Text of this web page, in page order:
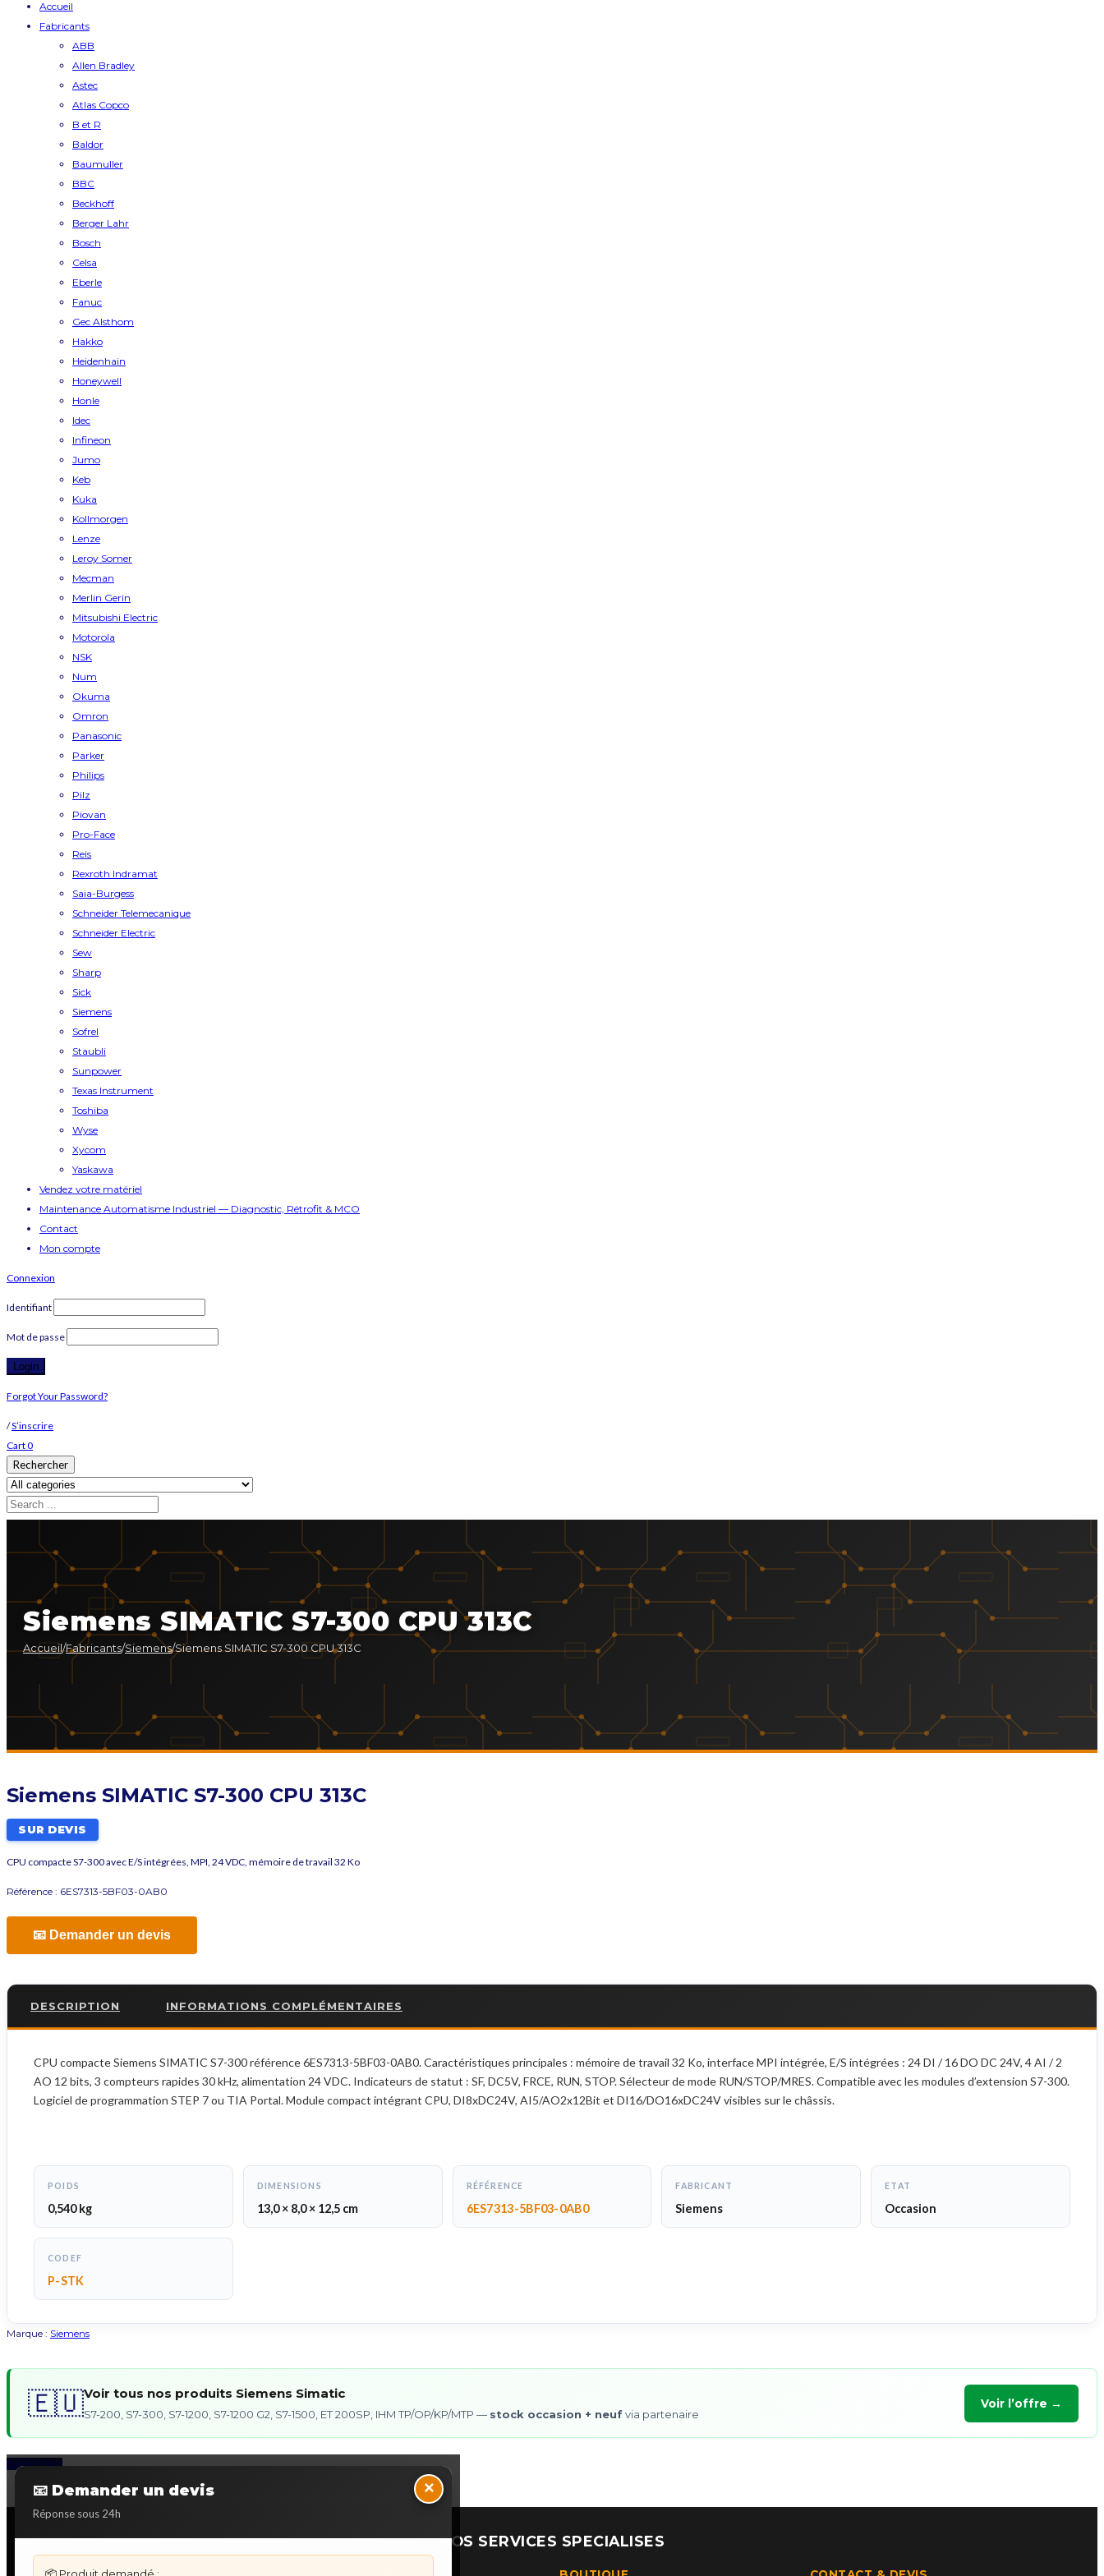
Accueil
Fabricants
ABB
Allen Bradley
Astec
Atlas Copco
B et R
Baldor
Baumuller
BBC
Beckhoff
Berger Lahr
Bosch
Celsa
Eberle
Fanuc
Gec Alsthom
Hakko
Heidenhain
Honeywell
Honle
Idec
Infineon
Jumo
Keb
Kuka
Kollmorgen
Lenze
Leroy Somer
Mecman
Merlin Gerin
Mitsubishi Electric
Motorola
NSK
Num
Okuma
Omron
Panasonic
Parker
Philips
Pilz
Piovan
Pro-Face
Reis
Rexroth Indramat
Saia-Burgess
Schneider Telemecanique
Schneider Electric
Sew
Sharp
Sick
Siemens
Sofrel
Staubli
Sunpower
Texas Instrument
Toshiba
Wyse
Xycom
Yaskawa
Vendez votre matériel
Maintenance Automatisme Industriel — Diagnostic, Rétrofit & MCO
Contact
Mon compte
Connexion
Identifiant
Mot de passe
Forgot Your Password?
/S’inscrire
Cart0
Rechercher
Siemens SIMATIC S7-300 CPU 313C
Accueil/Fabricants/Siemens/Siemens SIMATIC S7-300 CPU 313C
Siemens SIMATIC S7-300 CPU 313C
SUR DEVIS
CPU compacte S7-300 avec E/S intégrées, MPI, 24 VDC, mémoire de travail 32 Ko
Référence : 6ES7313-5BF03-0AB0
📧 Demander un devis
DESCRIPTION INFORMATIONS COMPLÉMENTAIRES
CPU compacte Siemens SIMATIC S7-300 référence 6ES7313-5BF03-0AB0. Caractéristiques principales : mémoire de travail 32 Ko, interface MPI intégrée, E/S intégrées : 24 DI / 16 DO DC 24V, 4 AI / 2
AO 12 bits, 3 compteurs rapides 30 kHz, alimentation 24 VDC. Indicateurs de statut : SF, DC5V, FRCE, RUN, STOP. Sélecteur de mode RUN/STOP/MRES. Compatible avec les modules d’extension S7-300.
Logiciel de programmation STEP 7 ou TIA Portal. Module compact intégrant CPU, DI8xDC24V, AI5/AO2x12Bit et DI16/DO16xDC24V visibles sur le châssis.
POIDS
0,540 kg
DIMENSIONS
13,0 × 8,0 × 12,5 cm
RÉFÉRENCE
6ES7313-5BF03-0AB0
FABRICANT
Siemens
ETAT
Occasion
CODEF
P-STK
Marque : Siemens
🇪🇺Voir tous nos produits Siemens Simatic
S7-200, S7-300, S7-1200, S7-1200 G2, S7-1500, ET 200SP, IHM TP/OP/KP/MTP — stock occasion + neufvia partenaire
Voir l’offre →
📧 Demander un devis
Réponse sous 24h
×
Back to Top
NOS SERVICES SPECIALISES